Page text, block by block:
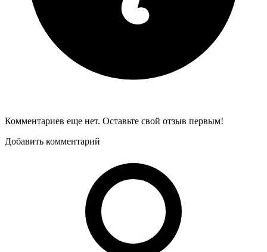
Комментариев еще нет. Оставьте свой отзыв первым!
Добавить комментарий